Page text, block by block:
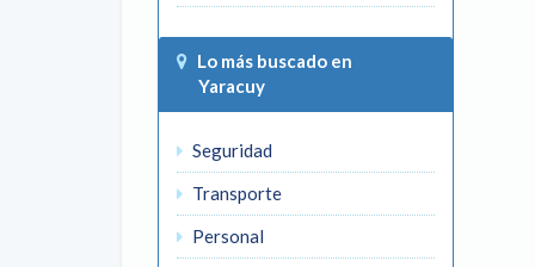
Lo más buscado en
Yaracuy
Seguridad
Transporte
Personal